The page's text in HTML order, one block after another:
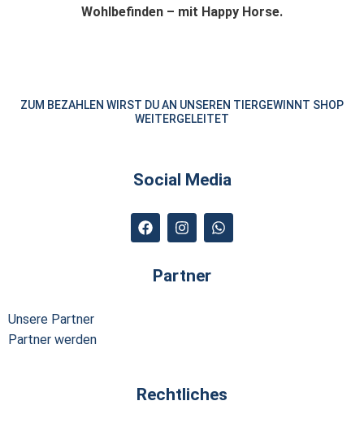
Wohlbefinden – mit Happy Horse.
ZUM BEZAHLEN WIRST DU AN UNSEREN TIERGEWINNT SHOP
WEITERGELEITET
Social Media
Partner
Unsere Partner
Partner werden
Rechtliches